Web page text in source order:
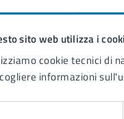
sito web utilizza i
cookie tecnici di
informazioni
Valuta la